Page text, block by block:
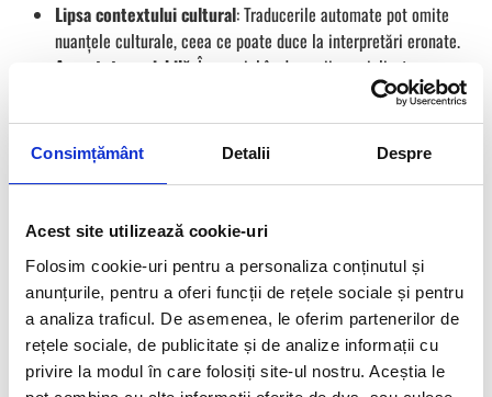
Consimțământ Detalii Despre
Acest site utilizează cookie-uri
Folosim cookie-uri pentru a personaliza conținutul și
anunțurile, pentru a oferi funcții de rețele sociale și pentru
a analiza traficul. De asemenea, le oferim partenerilor de
rețele sociale, de publicitate și de analize informații cu
privire la modul în care folosiți site-ul nostru. Aceștia le
Lipsa contextului cultural: Traducerile automate pot omite
nuanțele culturale, ceea ce poate duce la interpretări eronate.
Acuratețe variabilă : În special în domenii specializate, precum
cel medical sau juridic, traducerile automate pot conține erori
semnificative.
Creativitate limitată
: IA întâmpină dificultăți în traducerea
textelor literare sau a materialelor care necesită adaptări
Impactul asupra profesiei de traducător
Deși IA preia sarcinile repetitive, traducătorii umani rămân esențiali
pentru:
Post-editare : Revizuirea și corectarea traducerilor generate de